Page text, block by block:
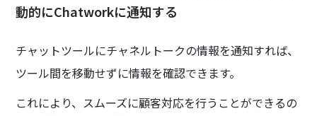
動的にChatworkに通知する
チャットツールにチャネルトークの情報を通知すれば、
ツール間を移動せずに情報を確認できます。
これにより、スムーズに顧客対応を行うことができるの